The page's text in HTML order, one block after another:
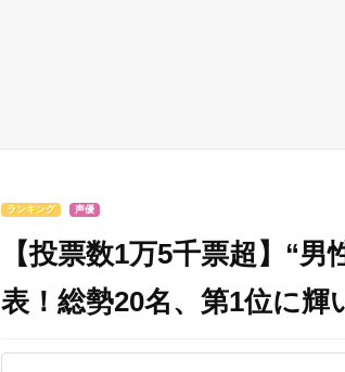
ランキング 声優
【投票数1万5千票超】“
表！総勢20名、第1位に輝